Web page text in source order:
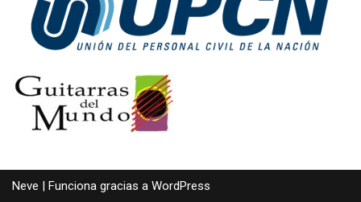
Neve | Funciona gracias a WordPress